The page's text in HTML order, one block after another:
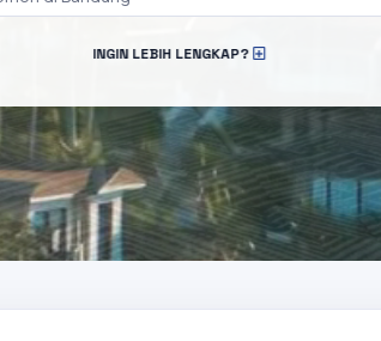
INGIN LEBIH LENGKAP?